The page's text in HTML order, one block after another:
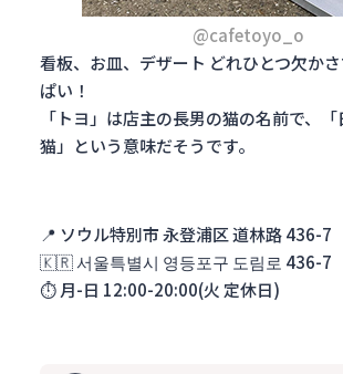
@cafetoyo_o
看板、お皿、デザート どれひとつ欠か
ぱい！
「トヨ」は店主の長男の猫の名前で、
猫」という意味だそうです。
📍 ソウル特別市 永登浦区 道林路 436-7
🇰🇷서울특별시 영등포구 도림로 436-7
⏱️月-日 12:00-20:00(火 定休日)